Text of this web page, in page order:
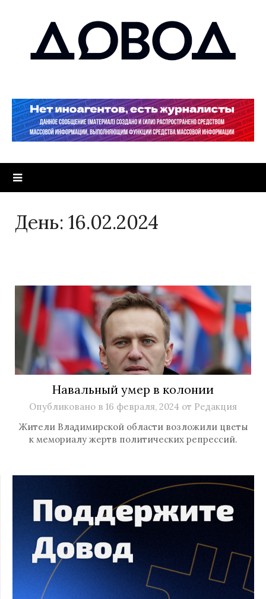
День: 16.02.2024
Навальный умер в колонии
Опубликовано в 16 февраля, 2024 от Редакция
Жители Владимирской области возложили цветы
к мемориалу жертв политических репрессий.